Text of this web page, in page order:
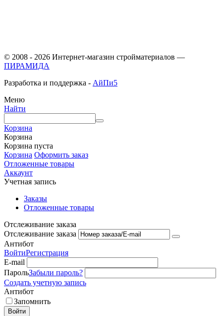
© 2008 - 2026 Интернет-магазин стройматериалов —
ПИРАМИДА
Разработка и поддержка - АйПи5
Меню
Найти
Корзина
Корзина
Корзина пуста
Корзина Оформить заказ
Отложенные товары
Аккаунт
Учетная запись
Заказы
Отложенные товары
Отслеживание заказа
Отслеживание заказа
Антибот
ВойтиРегистрация
E-mail
ПарольЗабыли пароль?
Создать учетную запись
Антибот
Запомнить
Войти